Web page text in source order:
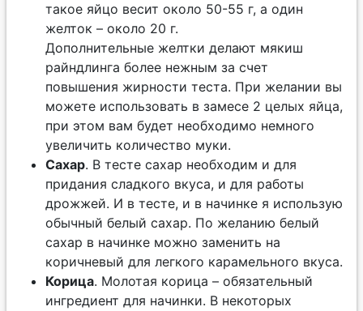
такое яйцо весит около 50-55 г, а один
желток – около 20 г.
Дополнительные желтки делают мякиш
райндлинга более нежным за счет
повышения жирности теста. При желании вы
можете использовать в замесе 2 целых яйца,
при этом вам будет необходимо немного
увеличить количество муки.
Сахар. В тесте сахар необходим и для
придания сладкого вкуса, и для работы
дрожжей. И в тесте, и в начинке я использую
обычный белый сахар. По желанию белый
сахар в начинке можно заменить на
коричневый для легкого карамельного вкуса.
Корица. Молотая корица – обязательный
ингредиент для начинки. В некоторых